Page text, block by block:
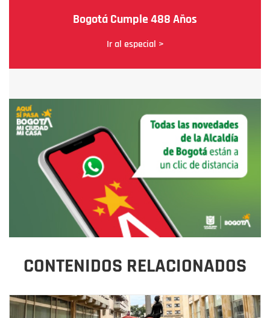
Bogotá Cumple 488 Años
Ir al especial >
CONTENIDOS RELACIONADOS